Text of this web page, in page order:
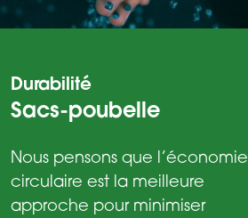
Durabilité
Sacs-poubelle
Nous pensons que l’économie
circulaire est la meilleure
approche pour minimiser